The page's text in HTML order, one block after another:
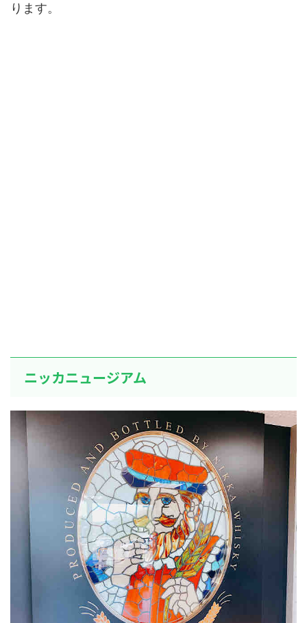
ります。
ニッカニュージアム